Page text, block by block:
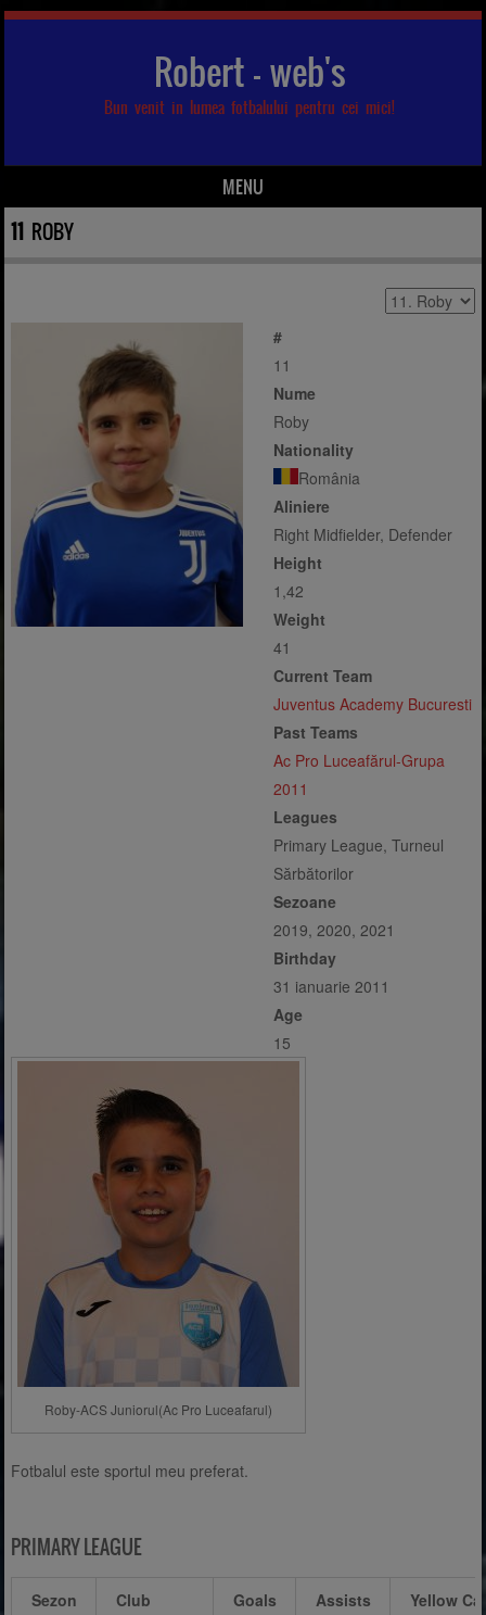
Robert – web's
Bun venit in lumea fotbalului pentru cei mici!
MENU
Skip to content
11 ROBY
#
11
Nume
Roby
Nationality
România
Aliniere
Right Midfielder, Defender
Height
1,42
Weight
41
Current Team
Juventus Academy Bucuresti
Past Teams
Ac Pro Luceafărul-Grupa
2011
Leagues
Primary League, Turneul
Sărbătorilor
Sezoane
2019, 2020, 2021
Birthday
31 ianuarie 2011
Age
15
Roby-ACS Juniorul(Ac Pro Luceafarul)
Fotbalul este sportul meu preferat.
PRIMARY LEAGUE
Sezon Club Goals Assists Yellow